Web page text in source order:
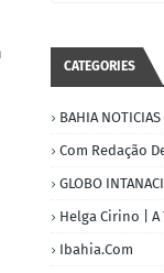
CATEGORIES
BAHIA NOTICIAS
Com Redação
GLOBO
Helga Cirino | A
Ibahia.com